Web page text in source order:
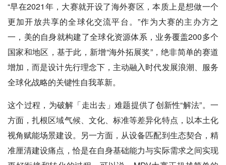
“早在2021年，大赛就开设了海外赛区，本质上是想做一个
更加开放共享的全球化交流平台。”作为大赛的主办方之
一，美的自身就构建了全球化资源体系，业务覆盖200多个
国家和地区，基于此，新增“海外拓展奖”，绝非简单的赛道
增加，而是设计先行理念下，主动融入时代发展浪潮、服务
全球化战略的关键性自我革新。
这个过程，为破解「走出去」难题提供了创新性“解法”。一
方面，扎根区域气候、文化、标准等差异化特点，以本土化
视角赋能场景建设。另一方面，从设备匹配到生态契合，精
准厘清建设痛点，恰是在自身基础能力与实际需求之间实现